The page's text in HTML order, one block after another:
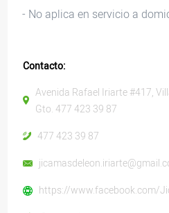
- No aplica en servicio a
Contacto:
Avenida Rafael Iriarte #417,
Gto. 477 423 39 87
477 423 39 87
https://www.facebook.com/